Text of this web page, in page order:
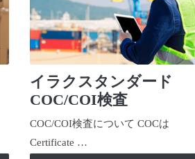
イラクスタンダード
COC/COI検査
COC/COI検査について COCは
Certificate …